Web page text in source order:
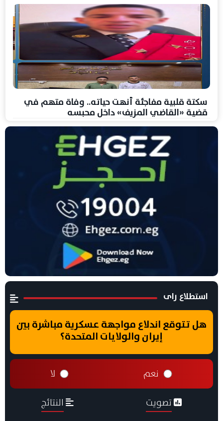
سكتة قلبية مفاجئة أنهت حياته.. وفاة متهم في
قضية «القاضي المزيف» داخل محبسه
استطلاع راى
هل تتوقع اندلاع مواجهة عسكرية مباشرة بين
إيران والولايات المتحدة؟
نعم لا
تصويت النتائج